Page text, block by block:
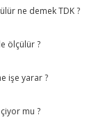
ne demek TDK ?
ölçülür ?
işe yarar ?
mu ?